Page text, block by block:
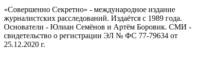
«Совершенно Секретно» - международное издание
журналистских расследований. Издаётся с 1989 года.
Основатели - Юлиан Семёнов и Артём Боровик. CМИ -
свидетельство о регистрации ЭЛ № ФС 77-79634 от
25.12.2020 г.